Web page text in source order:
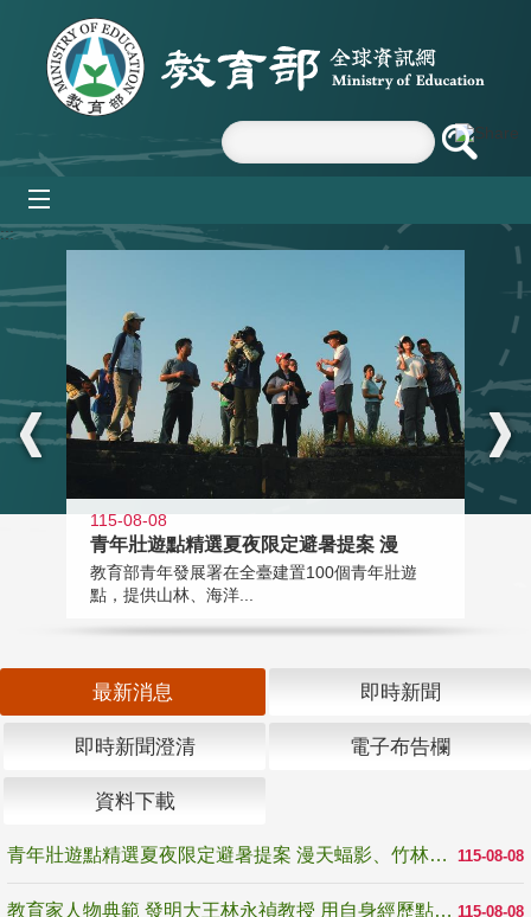
跳到主要內容區塊
:::
115-08-08
青年壯遊點精選夏夜限定避暑提案 漫
教育部青年發展署在全臺建置100個青年壯遊
點，提供山林、海洋...
最新消息 即時新聞
即時新聞澄清 電子布告欄
資料下載
115-08-08
青年壯遊點精選夏夜限定避暑提案 漫天蝠影、竹林尋蛙、茶香夜觀 邀青年暮色出發
115-08-08
教育家人物典範 發明大王林永禎教授 用自身經歷點亮學生的路